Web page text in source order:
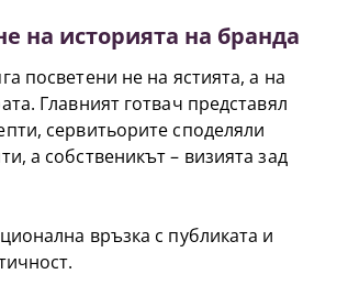
на историята на бранда
посветени не на ястията, а на
Главният готвач представял
сервитьорите споделяли
а собственикът – визията зад
връзка с публиката и